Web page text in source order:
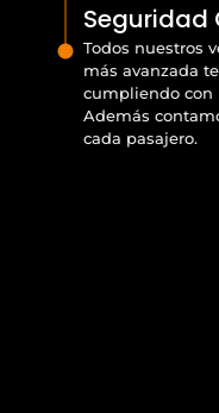
Seguridad
Todos nuestros
más avanzada
cumpliendo con
Además
cada pasajero.